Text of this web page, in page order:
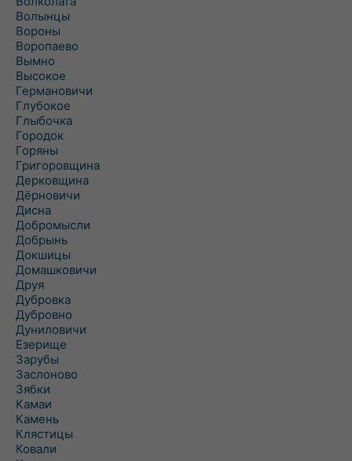
Волынцы
Вороны
Воропаево
Вымно
Высокое
Германовичи
Глубокое
Глыбочка
Городок
Горяны
Григоровщина
Дерковщина
Дёрновичи
Дисна
Добромысли
Добрынь
Докшицы
Домашковичи
Друя
Дубровка
Дубровно
Дуниловичи
Езерище
Зарубы
Заслоново
Зябки
Камаи
Камень
Клястицы
Ковали